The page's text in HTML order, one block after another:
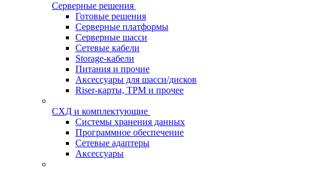
Серверные решения
Готовые решения
Серверные платформы
Серверные шасси
Сетевые кабели
Storage-кабели
Питания и прочие
Аксессуары для шасси/дисков
Riser-карты, TPM и прочее
СХД и комплектующие
Системы хранения данных
Программное обеспечение
Сетевые адаптеры
Аксессуары